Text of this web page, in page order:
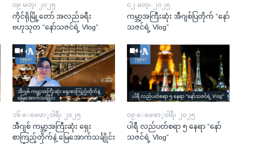
၀၉ မတ္၊ ၂၀၂၅
ကိုင်ရိုမြို့တော် အလည်ခရီး
ဗဟုသုတ “နော်သဇင်ရဲ့ Vlog”
၀၂ မတ္၊ ၂၀၂၅
ကမ္ဘာ့အကြီးဆုံး အီဂျစ်ပြတိုက် “နော်
သဇင်ရဲ့ Vlog”
၁၆ ေဖေဖာ္၀ါရီ၊ ၂၀၂၅
အီဂျစ် ကမ္ဘာ့အကြီးဆုံး ရှေး
စာကြည့်တိုက်နဲ့ မြေအောက်သင်္ချိုင်း
၀၉ ေဖေဖာ္၀ါရီ၊ ၂၀၂၅
ပါရီ လည်ပတ်စရာ ၅ နေရာ “နော်
သဇင်ရဲ့ Vlog”